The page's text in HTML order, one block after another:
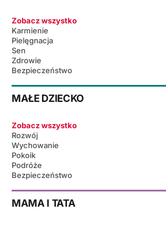
Zobacz wszystko
Karmienie
Pielęgnacja
Sen
Zdrowie
Bezpieczeństwo
MAŁE DZIECKO
Zobacz wszystko
Rozwój
Wychowanie
Pokoik
Podróże
Bezpieczeństwo
MAMA I TATA